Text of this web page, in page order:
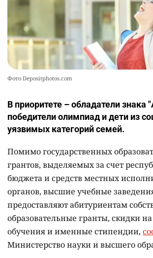
Фото Depositphotos.com
В приоритете – обладатели знака
победители олимпиад и дети из
уязвимых категорий семей.
Помимо государственных
грантов, выделяемых за счет
бюджета и средств местных
органов, высшие учебные
предоставляют абитуриентам
образовательные гранты, скидки
обучения и именные стипендии,
Министерство науки и высшего